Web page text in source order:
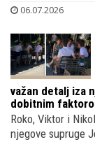
06.07.2026
važan detalj iza
dobitnim
Roko, Viktor i
njegove supruge